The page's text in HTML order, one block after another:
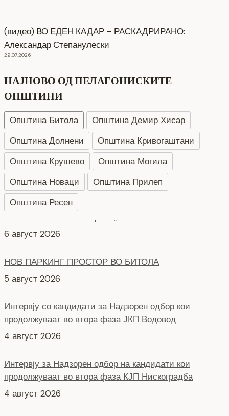
(видео) ВО ЕДЕН КАДАР – РАСКАДРИРАНО:
Александар Степанулески
29.07.2026
НАЈНОВО ОД ПЕЛАГОНИСКИТЕ
ОПШТИНИ
Општина Битола
Општина Демир Хисар
Општина Долнени
Општина Кривогаштани
Општина Крушево
Општина Могила
Општина Новаци
Општина Прилеп
Општина Ресен
продолжуваат во втора фаза ЈКП Водовод
4 август 2026
продолжуваат во втора фаза КЈП Нискоградба
4 август 2026